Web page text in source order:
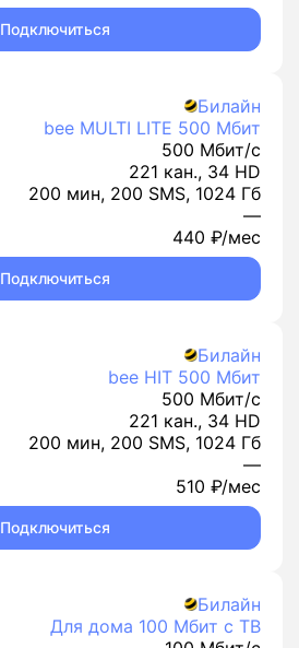
Подключиться
Билайн
bee MULTI LITE 500 Мбит
500 Мбит/с
221 кан., 34 HD
200 мин, 200 SMS, 1024 Гб
—
440 ₽/мес
Подключиться
Билайн
bee HIT 500 Мбит
500 Мбит/с
221 кан., 34 HD
200 мин, 200 SMS, 1024 Гб
—
510 ₽/мес
Подключиться
Билайн
Для дома 100 Мбит с ТВ